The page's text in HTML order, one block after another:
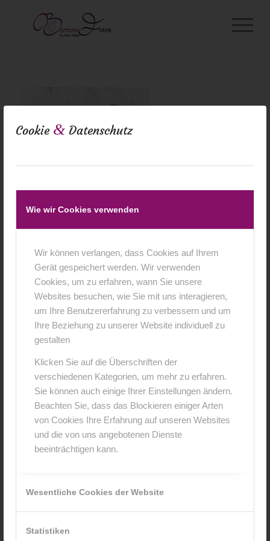
Cookie & Datenschutz
Wie wir Cookies verwenden
Wir können verlangen, dass Cookies auf Ihrem
Gerät gespeichert werden. Wir verwenden
Cookies, um zu erfahren, wann Sie unsere
Websites besuchen, wie Sie mit uns interagieren,
um Ihre Benutzererfahrung zu verbessern und um
Ihre Beziehung zu unserer Website individuell zu
gestalten
Klicken Sie auf die Überschriften der
verschiedenen Kategorien, um mehr zu erfahren.
Sie können auch einige Ihrer Einstellungen ändern.
Beachten Sie, dass das Blockieren einiger Arten
von Cookies Ihre Erfahrung auf unseren Websites
und die von uns angebotenen Dienste
beeinträchtigen kann.
Wesentliche Cookies der Website
Statistiken
0
KOMMENTARE
Hinterlasse einen Kommentar
Hinterlasse uns deinen Kommentar!
Name*